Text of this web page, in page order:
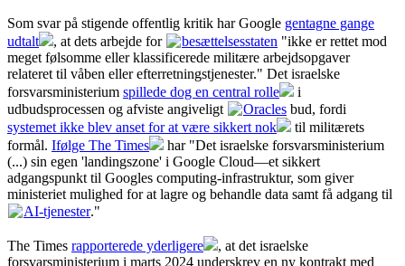
Som svar på stigende offentlig kritik har Google gentagne gange
udtalt
, at dets arbejde for besættelsesstaten "ikke er rettet mod
meget følsomme eller klassificerede militære arbejdsopgaver
relateret til våben eller efterretningstjenester." Det israelske
forsvarsministerium spillede dog en central rolle
i
udbudsprocessen og afviste angiveligt
Oracles bud, fordi
systemet ikke blev anset for at være sikkert nok
til militærets
formål. Ifølge The Times
har "Det israelske forsvarsministerium
(...) sin egen 'landingszone' i Google Cloud—et sikkert
adgangspunkt til Googles computing-infrastruktur, som giver
ministeriet mulighed for at lagre og behandle data samt få adgang til
AI-tjenester."
The Times rapporterede yderligere
, at det israelske
forsvarsministerium i marts 2024 underskrev en ny kontrakt med